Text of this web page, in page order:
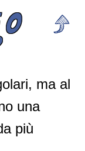
ma al
una
più